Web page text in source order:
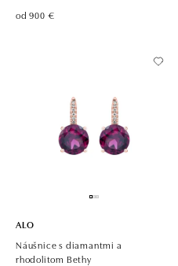
od 900 €
ALO
Náušnice s diamantmi a
rhodolitom Bethy